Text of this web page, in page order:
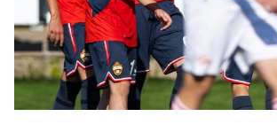
ЮФЛ: Московское дерби на «Октябре»
3 АВГУСТА 2026 14:15